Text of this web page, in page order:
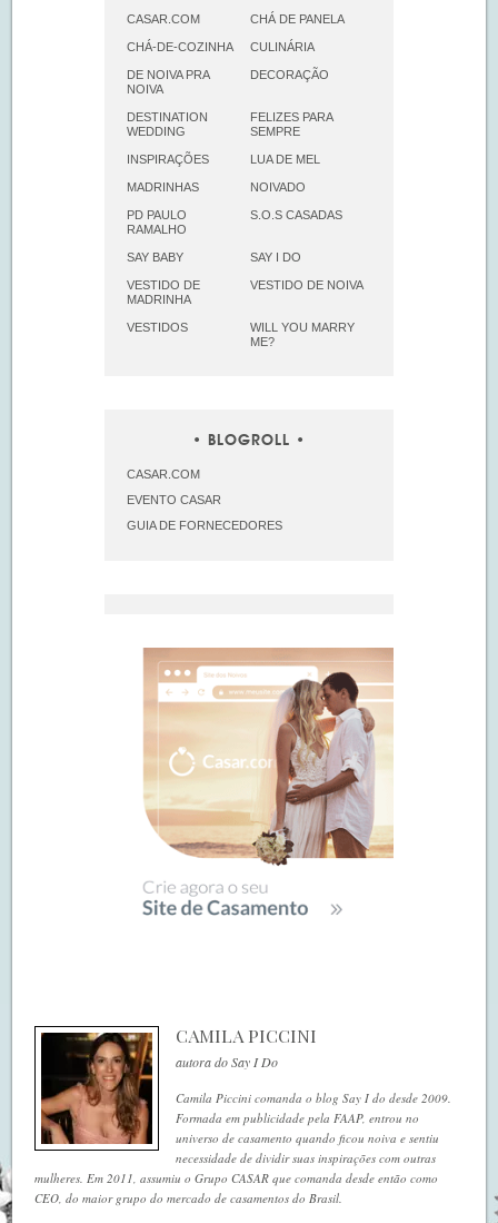
CASAR.COM CHÁ DE PANELA
CHÁ-DE-COZINHA CULINÁRIA
DE NOIVA PRA
NOIVA
DECORAÇÃO
DESTINATION
WEDDING
FELIZES PARA
SEMPRE
INSPIRAÇÕES LUA DE MEL
MADRINHAS NOIVADO
PD PAULO
RAMALHO
S.O.S CASADAS
SAY BABY SAY I DO
VESTIDO DE
MADRINHA
VESTIDO DE NOIVA
VESTIDOS
WILL YOU MARRY
ME?
BLOGROLL
CASAR.COM
EVENTO CASAR
GUIA DE FORNECEDORES
CAMILA PICCINI
autora do Say I Do
Camila Piccini comanda o blog Say I do desde 2009.
Formada em publicidade pela FAAP, entrou no
universo de casamento quando ficou noiva e sentiu
necessidade de dividir suas inspirações com outras
mulheres. Em 2011, assumiu o Grupo CASAR que comanda desde então como
CEO, do maior grupo do mercado de casamentos do Brasil.